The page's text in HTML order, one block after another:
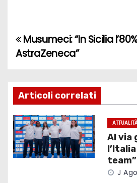
N
v
i
g
a
Musumeci: “In Sicilia
AstraZeneca”
Articoli correlati
Al via
team”
J